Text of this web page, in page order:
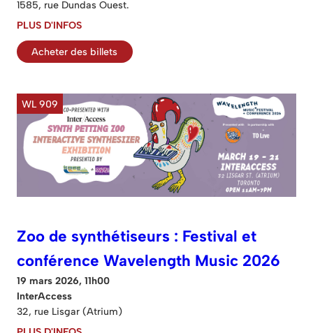
1585, rue Dundas Ouest.
PLUS D'INFOS
Acheter des billets
WL 909
Zoo de synthétiseurs : Festival et
conférence Wavelength Music 2026
19 mars 2026, 11h00
InterAccess
32, rue Lisgar (Atrium)